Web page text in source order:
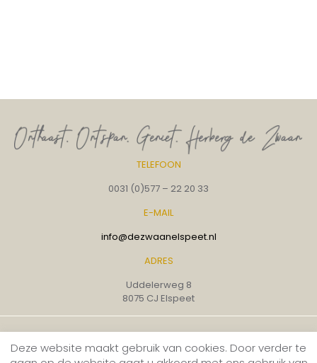
TELEFOON
0031 (0)577 – 22 20 33
E-MAIL
info@dezwaanelspeet.nl
ADRES
Uddelerweg 8
8075 CJ Elspeet
Privacybeleid|Website door: Creative Brand
Deze website maakt gebruik van cookies. Door verder te